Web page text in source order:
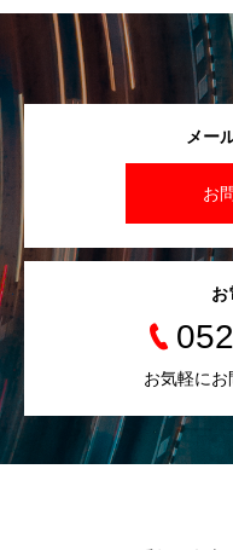
メー
お
お
お気軽にお